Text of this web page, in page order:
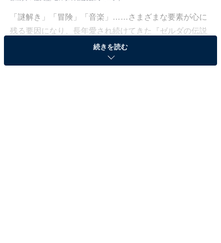
「謎解き」「冒険」「音楽」……さまざまな要素が心に
残る要因になり、長年愛され続けてきた『ゼルダの伝説
シリーズ』。一度プレイしたら忘れられない没入感の高
さで、多くの人の“青春の一本”として語られてきまし
続きを読む